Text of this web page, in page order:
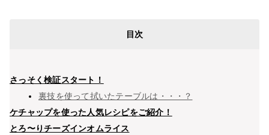
目次
さっそく検証スタート！
裏技を使って拭いたテーブルは・・・？
ケチャップを使った人気レシピをご紹介！
とろ〜りチーズインオムライス